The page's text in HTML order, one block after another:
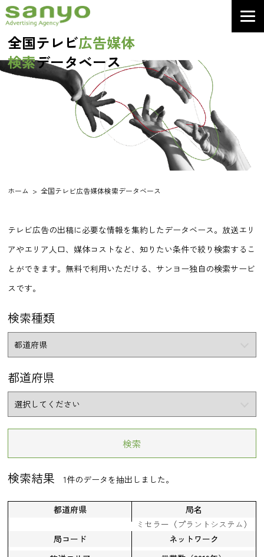
全国テレビ広告媒体
検索データベース
ホーム 全国テレビ広告媒体検索データベース
テレビ広告の出稿に必要な情報を集約したデータベース。放送エリ
アやエリア人口、媒体コストなど、知りたい条件で絞り検索するこ
とができます。無料で利用いただける、サンヨー独自の検索サービ
スです。
検索種類
都道府県
検索結果 1件のデータを抽出しました。
都道府県
局名
ミセラー（プラントシステム）
局コード
ネットワーク